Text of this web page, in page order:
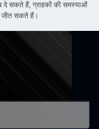
दे सकते हैं, ग्राहकों की समस्याओं
जीत सकते हैं।